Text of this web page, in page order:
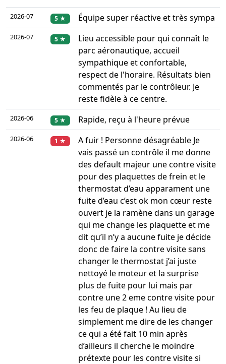
2026-07 5 ★ Équipe super réactive et très sympa
2026-07 5 ★
Lieu accessible pour qui connaît le
parc aéronautique, accueil
sympathique et confortable,
respect de l'horaire. Résultats bien
commentés par le contrôleur. Je
reste fidèle à ce centre.
2026-06 5 ★ Rapide, reçu à l'heure prévue
2026-06 1 ★
A fuir ! Personne désagréable Je
vais passé un contrôle il me donne
des default majeur une contre visite
pour des plaquettes de frein et le
thermostat d’eau apparament une
fuite d’eau c’est ok mon cœur reste
ouvert je la ramène dans un garage
qui me change les plaquette et me
dit qu’il n’y a aucune fuite je décide
donc de faire la contre visite sans
changer le thermostat j’ai juste
nettoyé le moteur et la surprise
plus de fuite pour lui mais par
contre une 2 eme contre visite pour
les feu de plaque ! Au lieu de
simplement me dire de les changer
ce qui a été fait 10 min après
d’ailleurs il cherche le moindre
prétexte pour les contre visite si